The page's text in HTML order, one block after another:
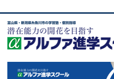
富山県・新潟県糸魚川市の学習塾・個別指導